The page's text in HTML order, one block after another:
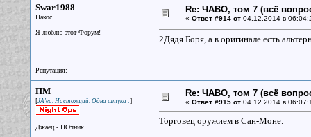
Swar1988
Пакос
Я люблю этот Форум!
Репутация: ---
Re: ЧАВО, том 7 (всё
« Ответ #914 от04.12.2014 в
2Дядя Боря, а в оригинале есть
ПМ
[JA'ец. Настоящий. Одна штука :]
Джаец - НОчник
Re: ЧАВО, том 7 (всё
« Ответ #915 от04.12.2014 в
Торговец оружием в Сан-Моне.